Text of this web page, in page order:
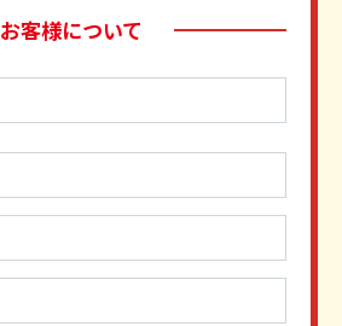
お客様について